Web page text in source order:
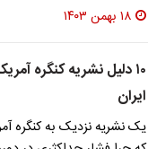
۱۸ بهمن ۱۴۰۳
۱۰ دلیل نشریه کنگره
ایران
یک نشریه نزدیک به کنگره